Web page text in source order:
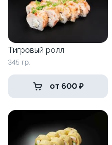
Тигровый ролл
345 гр.
от 600 ₽